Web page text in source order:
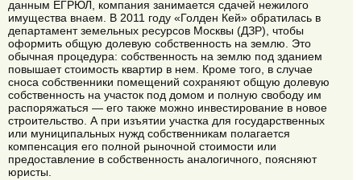
данным ЕГРЮЛ, компания занимается сдачей нежилого
имущества внаем. В 2011 году «Голден Кей» обратилась в
департамент земельных ресурсов Москвы (ДЗР), чтобы
оформить общую долевую собственность на землю. Это
обычная процедура: собственность на землю под зданием
повышает стоимость квартир в нем. Кроме того, в случае
сноса собственники помещений сохраняют общую долевую
собственность на участок под домом и полную свободу им
распоряжаться — его также можно инвестирование в новое
строительство. А при изъятии участка для государственных
или муниципальных нужд собственникам полагается
компенсация его полной рыночной стоимости или
предоставление в собственность аналогичного, поясняют
юристы.